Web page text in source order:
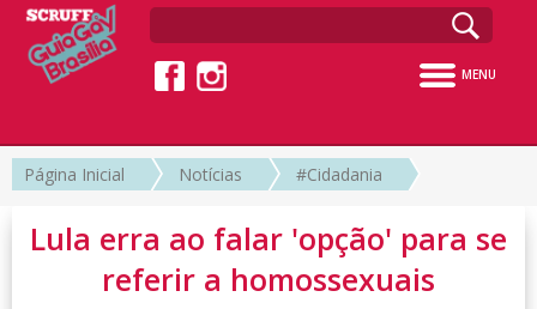
MENU
Página Inicial Notícias #Cidadania
Lula erra ao falar 'opção' para se
referir a homossexuais